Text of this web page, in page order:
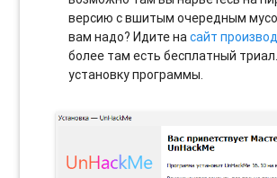
версию с вшитым очередным
вам надо? Идите насайт
более там есть бесплатный
установку программы.